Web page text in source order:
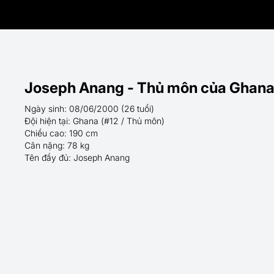
Joseph Anang - Thủ môn của
Ngày sinh: 08/06/2000 (26 tuổi)
Đội hiện tại: Ghana (#12 / Thủ môn)
Chiều cao: 190 cm
Cân nặng: 78 kg
Tên đầy đủ: Joseph Anang